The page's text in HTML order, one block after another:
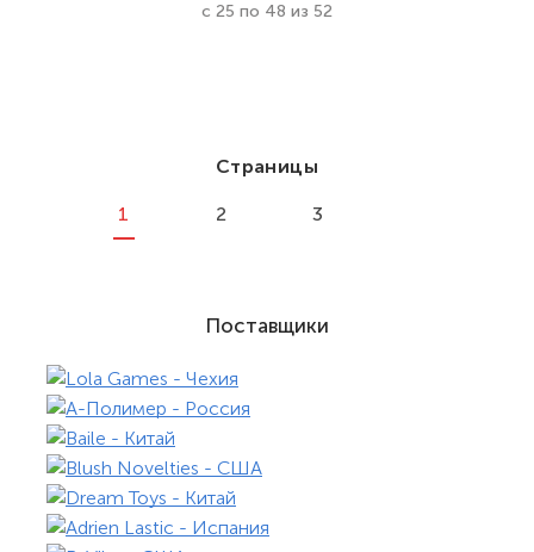
с 25 по 48 из 52
Страницы
1 2 3
Поставщики